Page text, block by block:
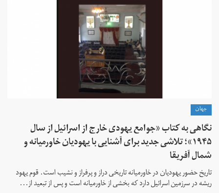
جهان
نگاهی به کتاب «جوامع یهودی خارج از اسرائیل از سال
۱۹۴۵»؛ تلاشی جدید برای آشنایی با یهودیان خاورمیانه و
شمال آفریقا
تاریخ حضور یهودیان در خاورمیانه تاریخی دراز و پرفراز و نشیب است. قوم یهود
ریشه در سرزمین اسرائیل دارد که بخشی از خاورمیانه است و پس از تبعید از...